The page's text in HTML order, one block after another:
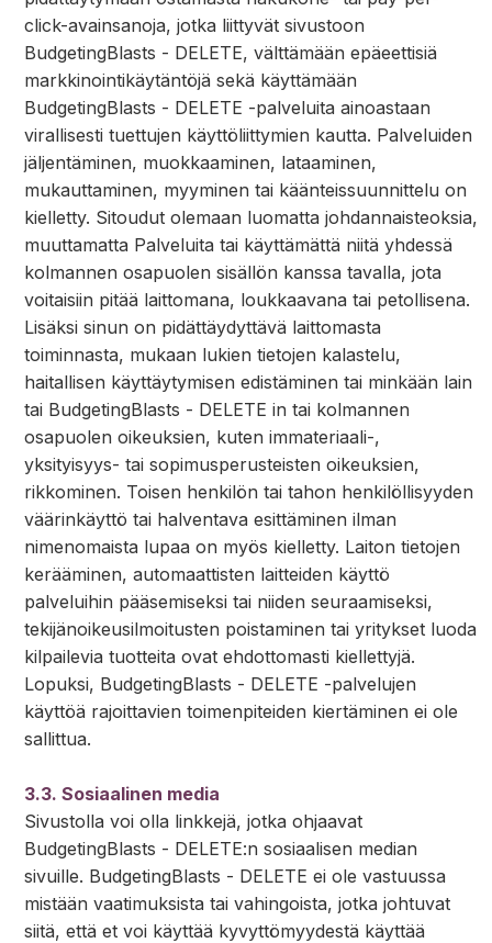
click-avainsanoja, jotka liittyvät sivustoon
BudgetingBlasts - DELETE, välttämään epäeettisiä
markkinointikäytäntöjä sekä käyttämään
BudgetingBlasts - DELETE -palveluita ainoastaan
virallisesti tuettujen käyttöliittymien kautta. Palveluiden
jäljentäminen, muokkaaminen, lataaminen,
mukauttaminen, myyminen tai käänteissuunnittelu on
kielletty. Sitoudut olemaan luomatta johdannaisteoksia,
muuttamatta Palveluita tai käyttämättä niitä yhdessä
kolmannen osapuolen sisällön kanssa tavalla, jota
voitaisiin pitää laittomana, loukkaavana tai petollisena.
Lisäksi sinun on pidättäydyttävä laittomasta
toiminnasta, mukaan lukien tietojen kalastelu,
haitallisen käyttäytymisen edistäminen tai minkään lain
tai BudgetingBlasts - DELETE in tai kolmannen
osapuolen oikeuksien, kuten immateriaali-,
yksityisyys- tai sopimusperusteisten oikeuksien,
rikkominen. Toisen henkilön tai tahon henkilöllisyyden
väärinkäyttö tai halventava esittäminen ilman
nimenomaista lupaa on myös kielletty. Laiton tietojen
kerääminen, automaattisten laitteiden käyttö
palveluihin pääsemiseksi tai niiden seuraamiseksi,
tekijänoikeusilmoitusten poistaminen tai yritykset luoda
kilpailevia tuotteita ovat ehdottomasti kiellettyjä.
Lopuksi, BudgetingBlasts - DELETE -palvelujen
käyttöä rajoittavien toimenpiteiden kiertäminen ei ole
sallittua.
3.3. Sosiaalinen media
Sivustolla voi olla linkkejä, jotka ohjaavat
BudgetingBlasts - DELETE:n sosiaalisen median
sivuille. BudgetingBlasts - DELETE ei ole vastuussa
mistään vaatimuksista tai vahingoista, jotka johtuvat
siitä, että et voi käyttää kyvyttömyydestä käyttää